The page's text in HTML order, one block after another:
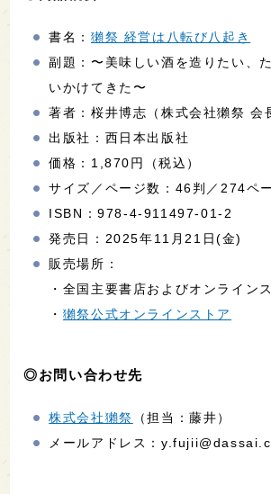
書名：獺祭 経営は八転び八起き
副題：〜美味しい酒を造りたい、
いかけてきた〜
著者：桜井博志（株式会社獺祭 会
出版社：西日本出版社
価格：1,870円（税込）
サイズ／ページ数：46判／274ペ
ISBN：978-4-911497-01-2
発売日：2025年11月21日(金)
販売場所：
・全国主要書店およびオンライン
・ 獺祭公式オンラインストア
◎お問い合わせ先
株式会社獺祭
（担当：藤井）
メールアドレス：